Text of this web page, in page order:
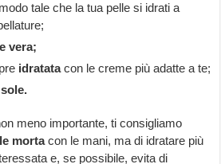
tale che la tua pelle si idrati a
vera;
idratatacon le creme più adatte a te;
sole.
meno importante, ti consigliamo
mortacon le mani, ma di idratare più
e, se possibile, evita di